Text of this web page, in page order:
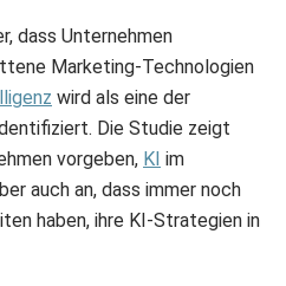
dass Unternehmen
Marketing-Technologien
wird als eine der
Die Studie zeigt
vorgeben, KI im
auch an, dass immer noch
haben, ihre KI-Strategien in